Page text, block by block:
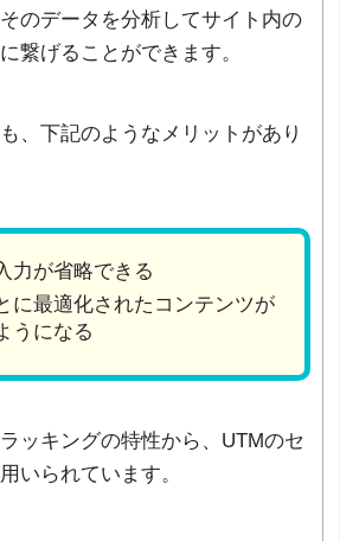
のデータを分析してサイト内の
繋げることができます。
、下記のようなメリットがあり
力が省略できる
に最適化されたコンテンツが
うになる
ッキングの特性から、UTMのセ
いられています。